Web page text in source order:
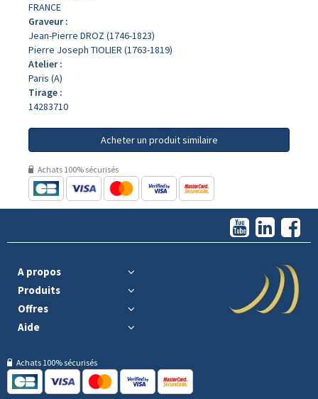
FRANCE
Graveur :
Jean-Pierre DROZ (1746-1823)
Pierre Joseph TIOLIER (1763-1819)
Atelier :
Paris (A)
Tirage :
14283710
Acheter un produit similaire
Achats 100% sécurisés
A propos
Produits
Offres
Aide
Achats 100% sécurisés